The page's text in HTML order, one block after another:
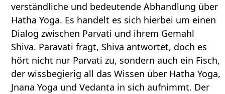
verständliche und bedeutende Abhandlung über
Hatha Yoga. Es handelt es sich hierbei um einen
Dialog zwischen Parvati und ihrem Gemahl
Shiva. Paravati fragt, Shiva antwortet, doch es
hört nicht nur Parvati zu, sondern auch ein Fisch,
der wissbegierig all das Wissen über Hatha Yoga,
Jnana Yoga und Vedanta in sich aufnimmt. Der